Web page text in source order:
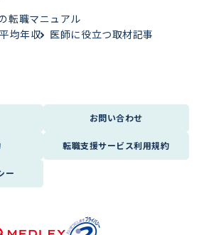
転職マニュアル
均年収
医師に役立つ取材記事
お問い合わせ
転職支援サービス利用規約
ー